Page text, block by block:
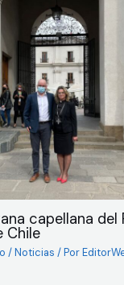
capellana del
Chile
/Noticias / Por